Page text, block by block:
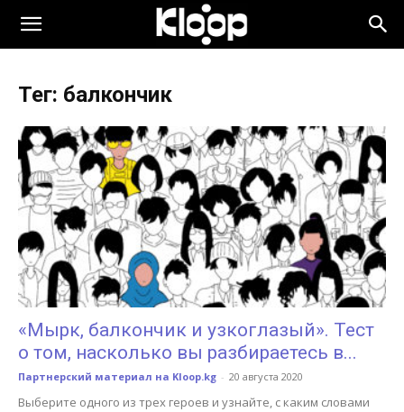
KLOOP.KG
Новости
Кыргызстана
Тег: балкончик
«Мырк, балкончик и узкоглазый». Тест
о том, насколько вы разбираетесь в...
Партнерский материал на Kloop.kg - 20 августа 2020
Выберите одного из трех героев и узнайте, с каким словами